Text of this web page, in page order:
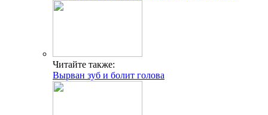
Читайте также:
Вырван зуб и болит голова